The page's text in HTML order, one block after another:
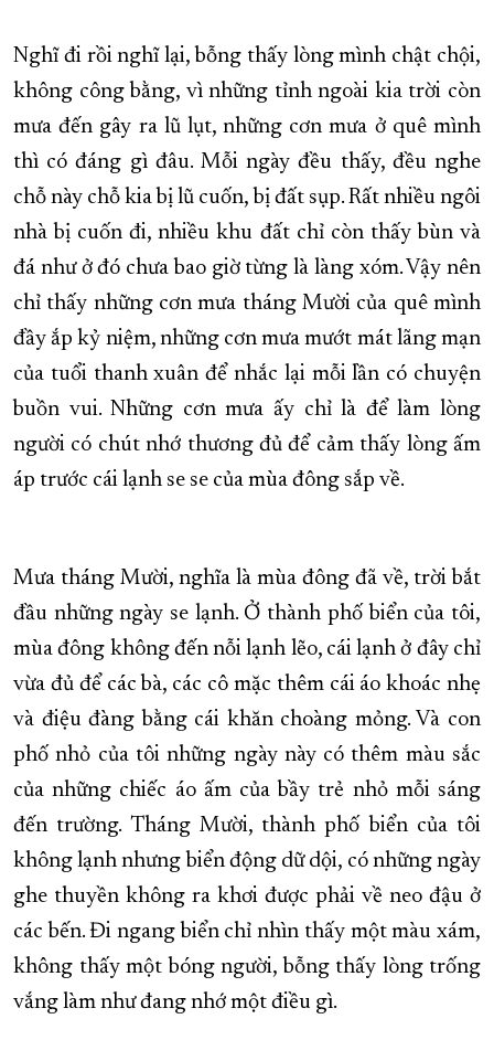
Nghĩ đi rồi nghĩ lại, bỗng thấy lòng mình chật chội,
không công bằng, vì những tỉnh ngoài kia trời còn
mưa đến gây ra lũ lụt, những cơn mưa ở quê mình
thì có đáng gì đâu. Mỗi ngày đều thấy, đều nghe
chỗ này chỗ kia bị lũ cuốn, bị đất sụp. Rất nhiều ngôi
nhà bị cuốn đi, nhiều khu đất chỉ còn thấy bùn và
đá như ở đó chưa bao giờ từng là làng xóm. Vậy nên
chỉ thấy những cơn mưa tháng Mười của quê mình
đầy ắp kỷ niệm, những cơn mưa mướt mát lãng mạn
của tuổi thanh xuân để nhắc lại mỗi lần có chuyện
buồn vui. Những cơn mưa ấy chỉ là để làm lòng
người có chút nhớ thương đủ để cảm thấy lòng ấm
áp trước cái lạnh se se của mùa đông sắp về.
Mưa tháng Mười, nghĩa là mùa đông đã về, trời bắt
đầu những ngày se lạnh. Ở thành phố biển của tôi,
mùa đông không đến nỗi lạnh lẽo, cái lạnh ở đây chỉ
vừa đủ để các bà, các cô mặc thêm cái áo khoác nhẹ
và điệu đàng bằng cái khăn choàng mỏng. Và con
phố nhỏ của tôi những ngày này có thêm màu sắc
của những chiếc áo ấm của bầy trẻ nhỏ mỗi sáng
đến trường. Tháng Mười, thành phố biển của tôi
không lạnh nhưng biển động dữ dội, có những ngày
ghe thuyền không ra khơi được phải về neo đậu ở
các bến. Đi ngang biển chỉ nhìn thấy một màu xám,
không thấy một bóng người, bỗng thấy lòng trống
vắng làm như đang nhớ một điều gì.